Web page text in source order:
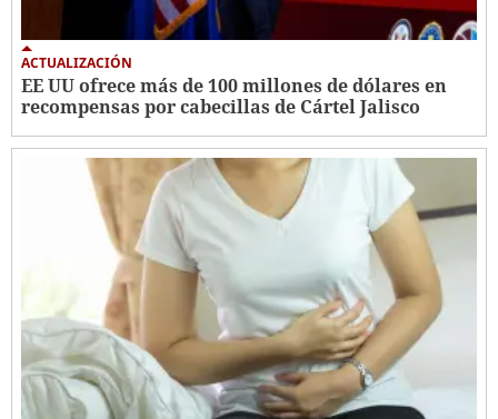
ACTUALIZACIÓN
EE UU ofrece más de 100 millones de dólares en
recompensas por cabecillas de Cártel Jalisco